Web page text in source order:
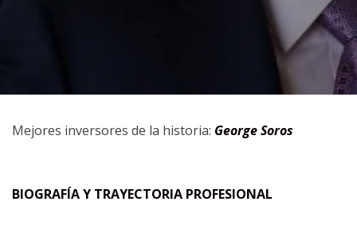
Mejores inversores de la historia: George Soros
BIOGRAFÍA Y TRAYECTORIA PROFESIONAL